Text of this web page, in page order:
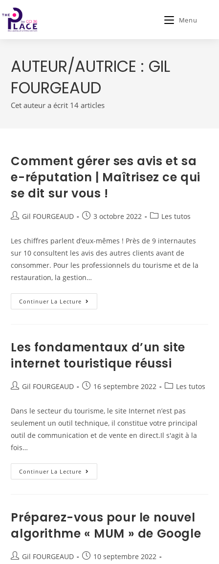
Menu
AUTEUR/AUTRICE : GIL
FOURGEAUD
Cet auteur a écrit 14 articles
Comment gérer ses avis et sa
e-réputation | Maîtrisez ce qui
se dit sur vous !
Gil FOURGEAUD 3 octobre 2022 Les tutos
Les chiffres parlent d’eux-mêmes ! Près de 9 internautes
sur 10 consultent les avis des autres clients avant de
consommer. Pour les professionnels du tourisme et de la
restauration, la gestion…
Continuer La Lecture
Les fondamentaux d’un site
internet touristique réussi
Gil FOURGEAUD 16 septembre 2022 Les tutos
Dans le secteur du tourisme, le site Internet n’est pas
seulement un outil technique, il constitue votre principal
outil de communication et de vente en direct.Il s'agit à la
fois…
Continuer La Lecture
Préparez-vous pour le nouvel
algorithme « MUM » de Google
Gil FOURGEAUD
10 septembre 2022